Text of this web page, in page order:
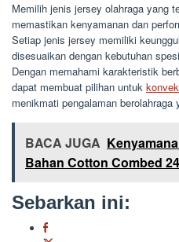
Memilih jenis jersey olahraga yang
memastikan kenyamanan dan
Setiap jenis jersey memiliki
disesuaikan dengan kebutuhan
Dengan memahami karakteristik
dapat membuat pilihan untuk
menikmati pengalaman berolahraga
BACA JUGA
Bahan Cotton Combed
Sebarkan ini: